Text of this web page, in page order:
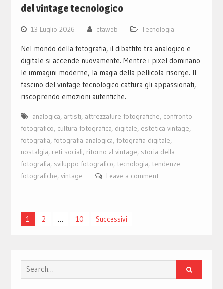
del vintage tecnologico
13 Luglio 2026 ctaweb Tecnologia
Nel mondo della fotografia, il dibattito tra analogico e
digitale si accende nuovamente. Mentre i pixel dominano
le immagini moderne, la magia della pellicola risorge. Il
fascino del vintage tecnologico cattura gli appassionati,
riscoprendo emozioni autentiche.
analogica, artisti, attrezzature fotografiche, confronto
fotografico, cultura fotografica, digitale, estetica vintage,
fotografia, fotografia analogica, fotografia digitale,
nostalgia, reti sociali, ritorno al vintage, storia della
fotografia, sviluppo fotografico, tecnologia, tendenze
fotografiche, vintage Leave a comment
Paginazione
1 2 … 10 Successivi
Search
for: